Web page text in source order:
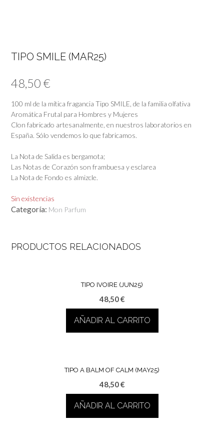
TIPO SMILE (MAR25)
48,50 €
100 ml de la mítica fragancia Tipo SMILE, de la familia olfativa
Aromática Frutal para Hombres y Mujeres
Clon fabricado artesanalmente, en nuestros laboratorios en
España. Sólo vendemos lo que fabricamos.
La Nota de Salida es bergamota;
Las Notas de Corazón son frambuesa y esclarea
La Nota de Fondo es almizcle.
Sin existencias
Categoría: Mon Parfum
PRODUCTOS RELACIONADOS
TIPO IVOIRE (JUN25)
48,50€
AÑADIR AL CARRITO
TIPO A BALM OF CALM (MAY25)
48,50€
AÑADIR AL CARRITO